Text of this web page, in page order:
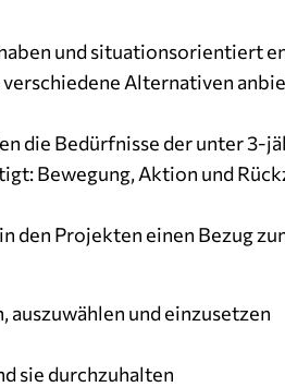
und situationsorientiert
Alternativen
die Bedürfnisse der unter 3-
Bewegung, Aktion und
den Projekten einen Bezug
und einzusetzen
sie durchzuhalten